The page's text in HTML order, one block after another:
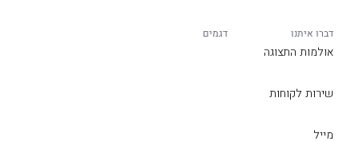
דברו איתנו
אולמות התצוגה
שירות לקוחות
מייל
דגמים